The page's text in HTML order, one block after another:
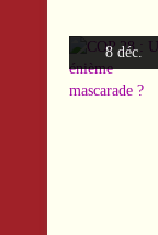
8 déc.